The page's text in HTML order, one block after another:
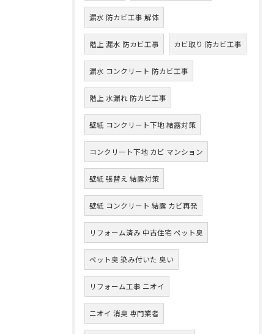
漏水 防カビ工事 解体
階上 漏水 防カビ工事 カビ取り 防カビ工事
漏水 コンクリート 防カビ工事
階上 水漏れ 防カビ工事
壁紙 コンクリート下地 結露対策
コンクリート下地 カビ マンション
壁紙 張替え 結露対策
壁紙 コンクリート 結露 カビ再発
リフォーム済み 中古住宅 ペット臭
ペット臭 染み付いた 臭い
リフォーム工事 ニオイ
ニオイ 消臭 専門業者